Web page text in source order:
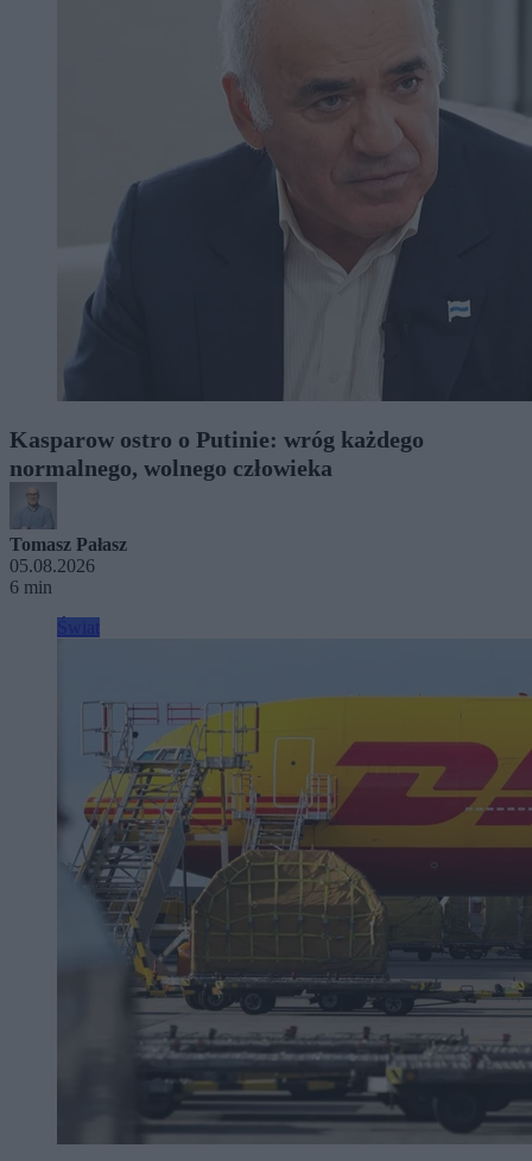
Kasparow ostro o Putinie: wróg każdego
normalnego, wolnego człowieka
Tomasz Pałasz
05.08.2026
6 min